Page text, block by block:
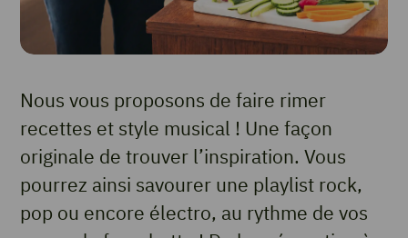
Nous vous proposons de faire rimer
recettes et style musical ! Une façon
originale de trouver l’inspiration. Vous
pourrez ainsi savourer une playlist rock,
pop ou encore électro, au rythme de vos